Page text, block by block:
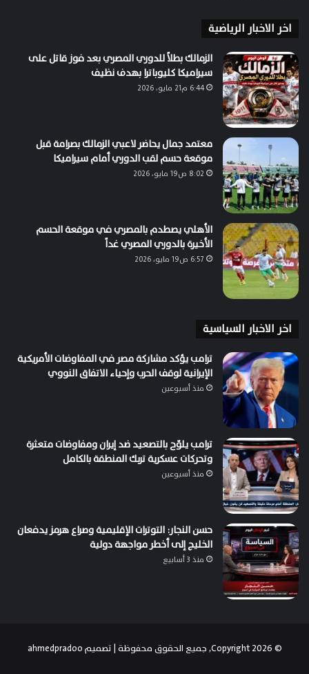
اخر الاخبار الرياضية
الزمالك بطلاً للدوري المصري بعد فوز قاتل على
سيراميكا كليوباترا بهدف نظيف
6:44 م21 مايو، 2026
معتمد جمال يحاضر لاعبي الزمالك بصرامة قبل
موقعة حسم لقب الدوري أمام سيراميكا
8:02 ص19 مايو، 2026
الأهلي يصطدم بالمصري في موقعة الحسم
الأخيرة بالدوري المصري غداً
6:57 ص19 مايو، 2026
اخر الاخبار السياسية
ترامب يؤكد مشاركة مصر في المفاوضات الأمريكية
الإيرانية لوقف الحرب وإحياء الاتفاق النووي
منذ أسبوعين
ترامب يلوّح بالتصعيد ضد إيران ومفاوضات متعثرة
وتحركات عسكرية تربك المنطقة بالكامل
منذ أسبوعين
حسن النجار: التوترات الإقليمية وصراع هرمز يدفعان
الخليج إلى أخطر مواجهة دولية
منذ 3 أسابيع
© Copyright 2026, جميع الحقوق محفوظة | تصميم ahmedpradoo